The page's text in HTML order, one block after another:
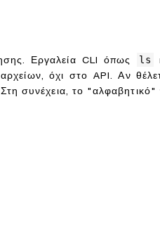
Εργαλεία CLI όπως ls
όχι στο API. Αν
συνέχεια, το "αλφαβητικό"